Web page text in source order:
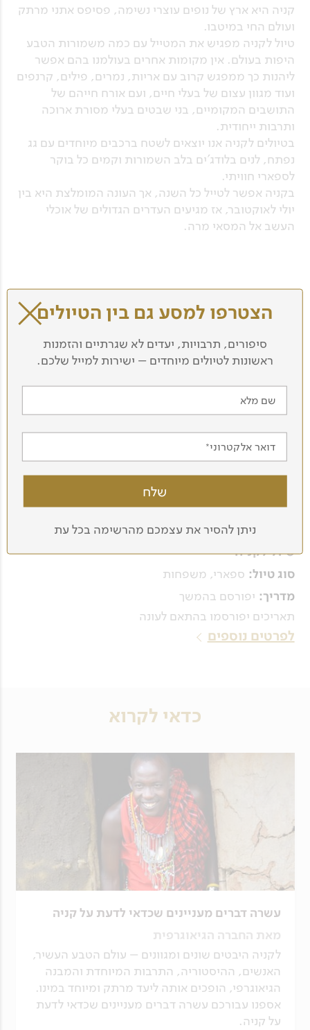
קניה היא ארץ של נופים עוצרי נשימה, פסיפס אתני מרתק
ועולם החי במיטבו.
טיול לקניה מפגיש את המטייל עם כמה משמורות הטבע
היפות בעולם. אין מקומות אחרים בעולמנו בהם אפשר
ליהנות כך ממפגש קרוב עם אריות, נמרים, פילים, קרנפים
ועוד מגוון עצום של בעלי חיים, ועם אורח חייהם של
התושבים המקומיים, בני שבטים בעלי מסורת ארוכה
ותרבות ייחודית.
בטיולים לקניה אנו יוצאים לשטח ברכבים מיוחדים עם גג
נפתח, לנים בלודג'ים בלב השמורות וקמים כל בוקר
לספארי חוויתי.
בקניה אפשר לטייל כל השנה, אך העונה המומלצת היא בין
יולי לאוקטובר, אז מגיעים העדרים הגדולים של אוכלי
העשב אל המסאי מרה.
כל הטיולים לקניה
טיול לקניה
סוג טיול: ספארי
ימים:
מדריך: יפורסם בהמשך
תאריכים יפורסמו בהתאם לעונה
לפרטים נוספים
טיול לקניה
סוג טיול: ספארי, משפחות
מדריך: יפורסם בהמשך
תאריכים יפורסמו בהתאם לעונה
לפרטים נוספים
כדאי לקרוא
עשרה דברים מעניינים שכדאי לדעת על קניה
מאת החברה הגיאוגרפית
לקניה היבטים שונים ומגוונים – עולם הטבע העשיר,
האנשים, ההיסטוריה, התרבות המיוחדת והמבנה
הגיאוגרפי, הופכים אותה ליעד מרתק ומיוחד במינו.
אספנו עבורכם עשרה דברים מעניינים שכדאי לדעת
על קניה.
הצטרפו למסע גם בין הטיולים
סיפורים, תרבויות, יעדים לא שגרתיים והזמנות
ראשונות לטיולים מיוחדים – ישירות למייל שלכם.
שם מלא
דואר אלקטרוני
ניתן להסיר את עצמכם מהרשימה בכל עת